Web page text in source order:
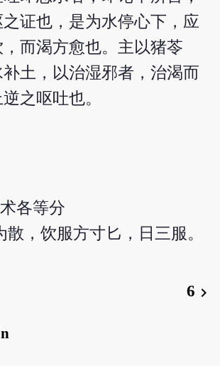
证也，是为水停心下，应
而渴方愈也。主以猪苓
土，以治湿邪者，治渴而
之呕吐也。
各等分
，饮服方寸匕，日三服。
6 chevron_right